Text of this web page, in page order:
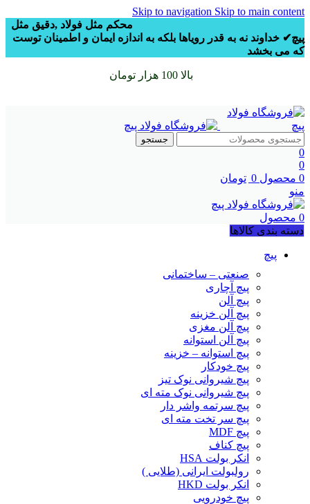
Skip to navigation Skip to main content
محکم مثل فولاد ,دقیق مثل
پیچ✔ خداوند نه به قدر رویاها بلکه به اندازه ایمان و اطمینان توست
که می بخشد
بالا 100 هزار تومان
جستجو
0
0
0 محصول 0 تومان
منو
0 محصول
دسته بندی کالاها
پیچ
صنعتی – ساختمانی
پیچ آچاری
پیچ آلن
پیچ آلن خزینه
پیچ آلن مغزی
پیچ آلن استوانه
پیچ استوانه – خزینه
پیچ خودکار
پیچ شیروانی نوک تیز
پیچ شیروانی نوک مته ای
پیچ سرتمه واشر دار
پیچ سر تخت مته ای
پیچ MDF
پیچ کناف
انکر بولت HSA
رولبولت ایرانی (طلایی )
انکر بولت HKD
پیچ خودرویی